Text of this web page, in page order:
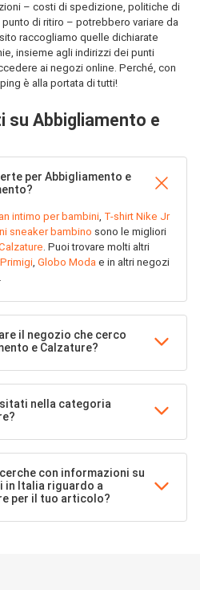
– costi di spedizione, politiche di
di ritiro – potrebbero variare da
raccogliamo quelle dichiarate
insieme agli indirizzi dei punti
ai negozi online. Perché, con
è alla portata di tutti!
su Abbigliamento e
per Abbigliamento e
intimo per bambini, T-shirt Nike Jr
sneaker bambino sono le migliori
. Puoi trovare molti altri
Primigi, Globo Moda e in altri negozi
il negozio che cerco
e Calzature?
nella categoria
con informazioni su
in Italia riguardo a
per il tuo articolo?